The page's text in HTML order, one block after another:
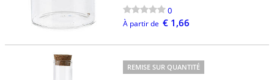
0
À partir de € 1,66
REMISE SUR QUANTITÉ